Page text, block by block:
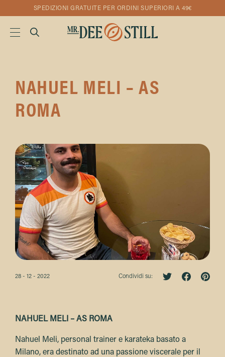
SPEDIZIONI GRATUITE PER ORDINI SUPERIORI A 49€
NAHUEL MELI – AS
ROMA
28 - 12 - 2022 Condividi su:
NAHUEL MELI – AS ROMA
Nahuel Meli, personal trainer e karateka basato a
Milano, era destinato ad una passione viscerale per il